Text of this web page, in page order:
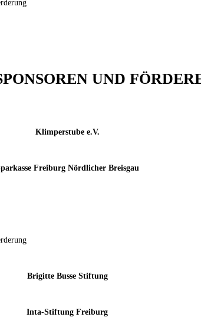
UND
Klimperstube e.V.
Freiburg Nördlicher Breisgau
Brigitte Busse Stiftung
Inta-Stiftung Freiburg